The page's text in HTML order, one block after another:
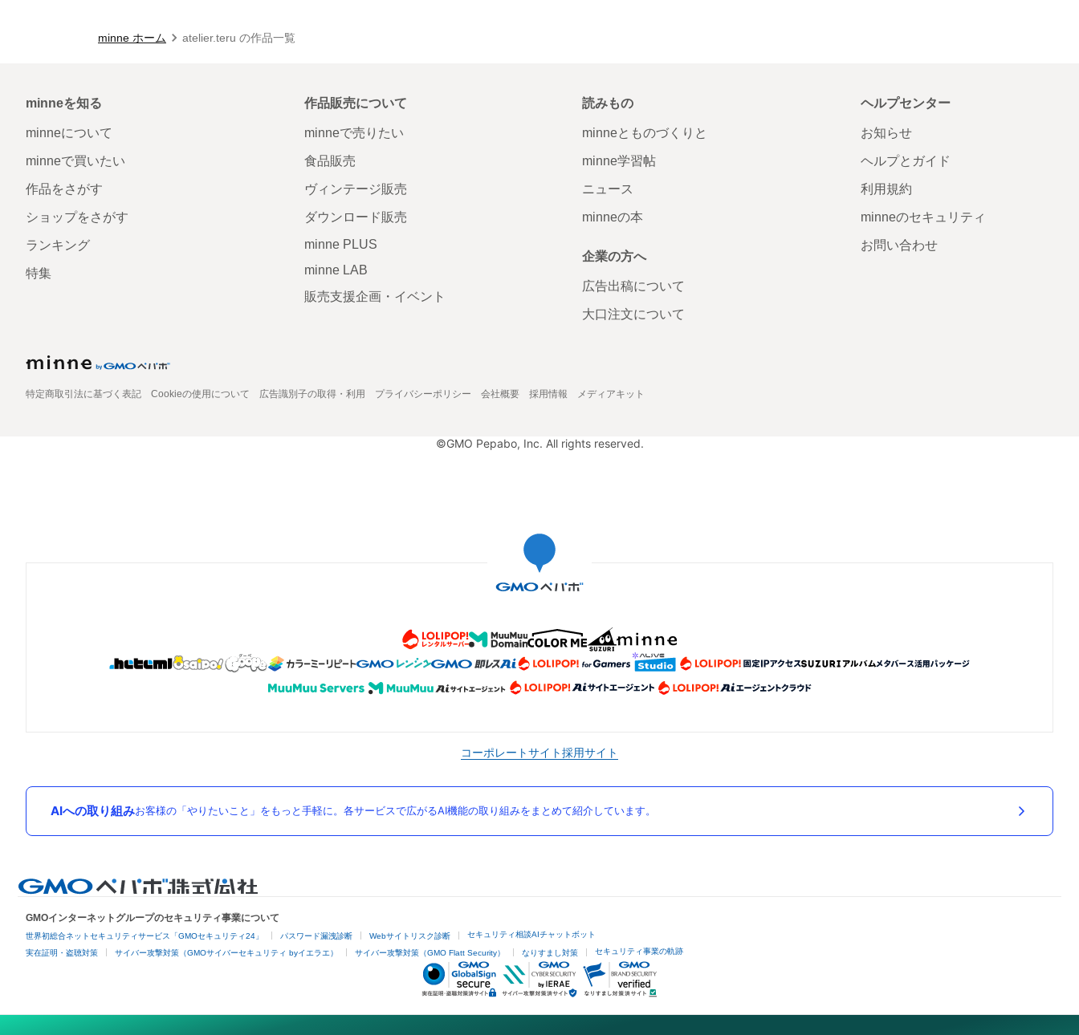
minne ホーム atelier.teru の作品一覧
minneを知る
minneについて
minneで買いたい
作品をさがす
ショップをさがす
ランキング
特集
作品販売について
minneで売りたい
食品販売
ヴィンテージ販売
ダウンロード販売
minne PLUS
minne LAB
販売支援企画・イベント
読みもの
minneとものづくりと
minne学習帖
ニュース
minneの本
企業の方へ
広告出稿について
大口注文について
ヘルプセンター
お知らせ
ヘルプとガイド
利用規約
minneのセキュリティ
お問い合わせ
特定商取引法に基づく表記 Cookieの使用について 広告識別子の取得・利用 プライバシーポリシー 会社概要 採用情報 メディアキット
©GMO Pepabo, Inc. All rights reserved.
コーポレートサイト採用サイト
AIへの取り組みお客様の「やりたいこと」をもっと手軽に。各サービスで広がるAI機能の取り組みをまとめて紹介しています。
GMOインターネットグループのセキュリティ事業について
世界初総合ネットセキュリティサービス「GMOセキュリティ24」 パスワード漏洩診断 Webサイトリスク診断 セキュリティ相談AIチャットボット
実在証明・盗聴対策 サイバー攻撃対策（GMOサイバーセキュリティ byイエラエ） サイバー攻撃対策（GMO Flatt Security） なりすまし対策 セキュリティ事業の軌跡